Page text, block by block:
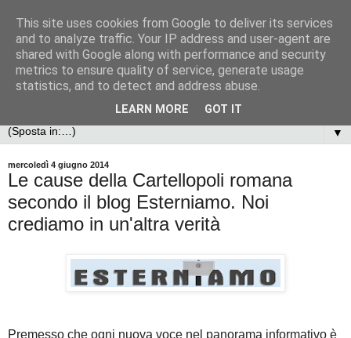
▼
mercoledì 4 giugno 2014
Le cause della Cartellopoli romana
secondo il blog Esterniamo. Noi
crediamo in un'altra verità
Premesso che ogni nuova voce nel panorama informativo è
This site uses cookies from Google to deliver its services
and to analyze traffic. Your IP address and user-agent are
shared with Google along with performance and security
metrics to ensure quality of service, generate usage
statistics, and to detect and address abuse.
LEARN MORE GOT IT